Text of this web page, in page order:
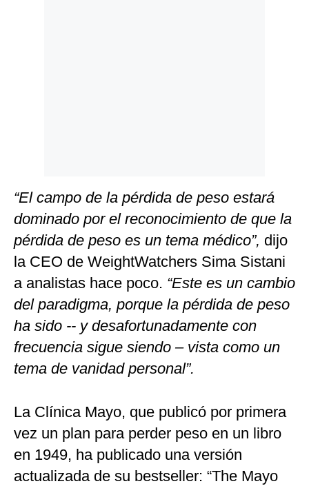
“El campo de la pérdida de peso estará
dominado por el reconocimiento de que la
pérdida de peso es un tema médico”, dijo
la CEO de WeightWatchers Sima Sistani
a analistas hace poco. “Este es un cambio
del paradigma, porque la pérdida de peso
ha sido -- y desafortunadamente con
frecuencia sigue siendo – vista como un
tema de vanidad personal”.
La Clínica Mayo, que publicó por primera
vez un plan para perder peso en un libro
en 1949, ha publicado una versión
actualizada de su bestseller: “The Mayo